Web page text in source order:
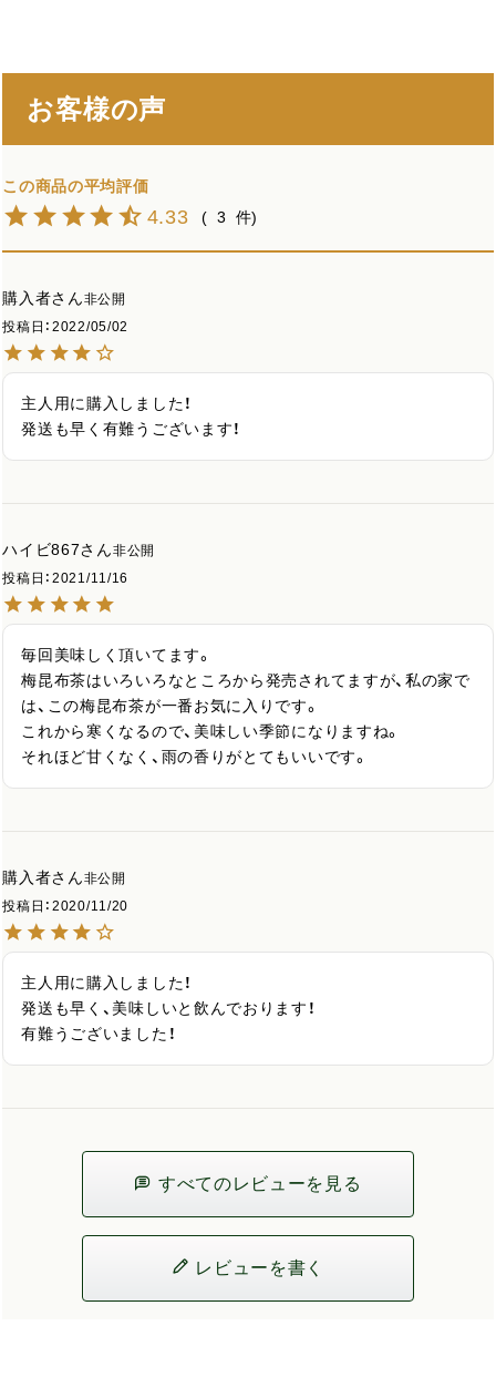
お客様の声
4.33 3
購入者
非公開
投稿日
2022/05/02
主人用に購入しました！
発送も早く有難うございます！
ハイビ867
非公開
投稿日
2021/11/16
毎回美味しく頂いてます。
梅昆布茶はいろいろなところから発売されてますが、私の家で
は、この梅昆布茶が一番お気に入りです。
これから寒くなるので、美味しい季節になりますね。
それほど甘くなく、雨の香りがとてもいいです。
購入者
非公開
投稿日
2020/11/20
主人用に購入しました！
発送も早く、美味しいと飲んでおります！
有難うございました！
すべてのレビューを見る
レビューを書く